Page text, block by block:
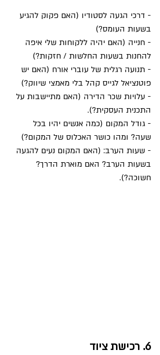
- דרכי הגעה לסטודיו (האם פקוק להגיע
בשעות העומס?)
- חנייה (האם יהיה ללקוחות שלי איפה
להחנות בשעות החלשות / חזקות?)
- תנועה רגלית של עוברי אורח (האם יש
פוטנציאל לגייס קהל בלי מאמצי שיווק?)
- עלויות שכר הדירה (האם מתיישבות על
התכנית העסקית?).
- גודל המקום (כמה אנשים יהיו בכל
שעה? ומהו כושר האכלוס של המקום?)
- שעות הערב: (האם המקום נעים להגעה
בשעות הערב? האם מוארת הדרך?
חשוכה?).
6. רכישת ציוד